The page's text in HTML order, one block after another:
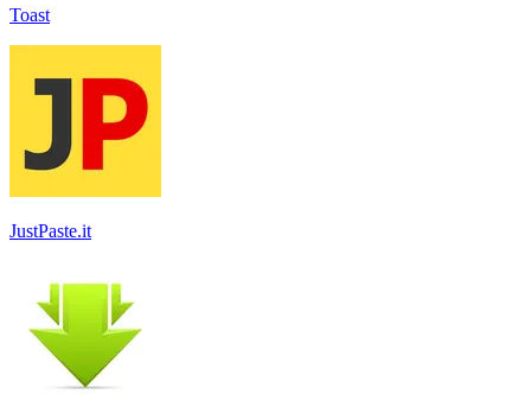
Toast
JustPaste.it